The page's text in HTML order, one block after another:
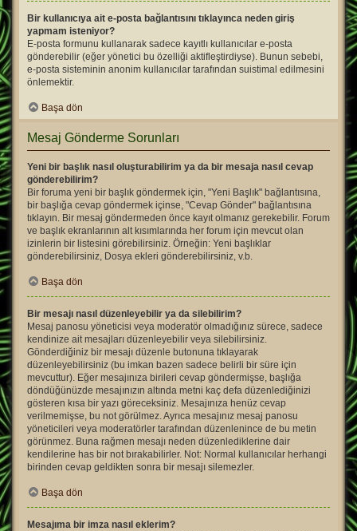
Bir kullanıcıya ait e-posta bağlantısını tıklayınca neden giriş
yapmam isteniyor?
E-posta formunu kullanarak sadece kayıtlı kullanıcılar e-posta
gönderebilir (eğer yönetici bu özelliği aktifleştirdiyse). Bunun sebebi,
e-posta sisteminin anonim kullanıcılar tarafından suistimal edilmesini
önlemektir.
Başa dön
Mesaj Gönderme Sorunları
Yeni bir başlık nasıl oluşturabilirim ya da bir mesaja nasıl cevap
gönderebilirim?
Bir foruma yeni bir başlık göndermek için, "Yeni Başlık" bağlantısına,
bir başlığa cevap göndermek içinse, "Cevap Gönder" bağlantısına
tıklayın. Bir mesaj göndermeden önce kayıt olmanız gerekebilir. Forum
ve başlık ekranlarının alt kısımlarında her forum için mevcut olan
izinlerin bir listesini görebilirsiniz. Örneğin: Yeni başlıklar
gönderebilirsiniz, Dosya ekleri gönderebilirsiniz, v.b.
Başa dön
Bir mesajı nasıl düzenleyebilir ya da silebilirim?
Mesaj panosu yöneticisi veya moderatör olmadığınız sürece, sadece
kendinize ait mesajları düzenleyebilir veya silebilirsiniz.
Gönderdiğiniz bir mesajı düzenle butonuna tıklayarak
düzenleyebilirsiniz (bu imkan bazen sadece belirli bir süre için
mevcuttur). Eğer mesajınıza birileri cevap göndermişse, başlığa
döndüğünüzde mesajınızın altında metni kaç defa düzenlediğinizi
gösteren kısa bir yazı göreceksiniz. Mesajınıza henüz cevap
verilmemişse, bu not görülmez. Ayrıca mesajınız mesaj panosu
yöneticileri veya moderatörler tarafından düzenlenince de bu metin
görünmez. Buna rağmen mesajı neden düzenlediklerine dair
kendilerine has bir not bırakabilirler. Not: Normal kullanıcılar herhangi
birinden cevap geldikten sonra bir mesajı silemezler.
Başa dön
Mesajıma bir imza nasıl eklerim?